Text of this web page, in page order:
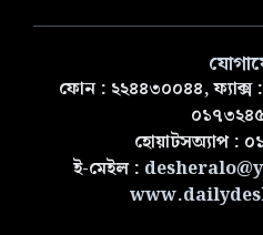
ফোন : ২২৪৪৩০০৪৪,
হোয়াটসঅ্যাপ :
ই-মেইল :